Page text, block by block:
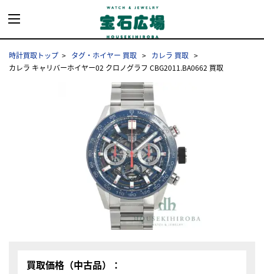
時計買取トップ タグ・ホイヤー 買取
カレラ 買取
カレラ キャリバーホイヤー02 クロノグラフ CBG2011.BA0662 買取
買取価格（中古品）：